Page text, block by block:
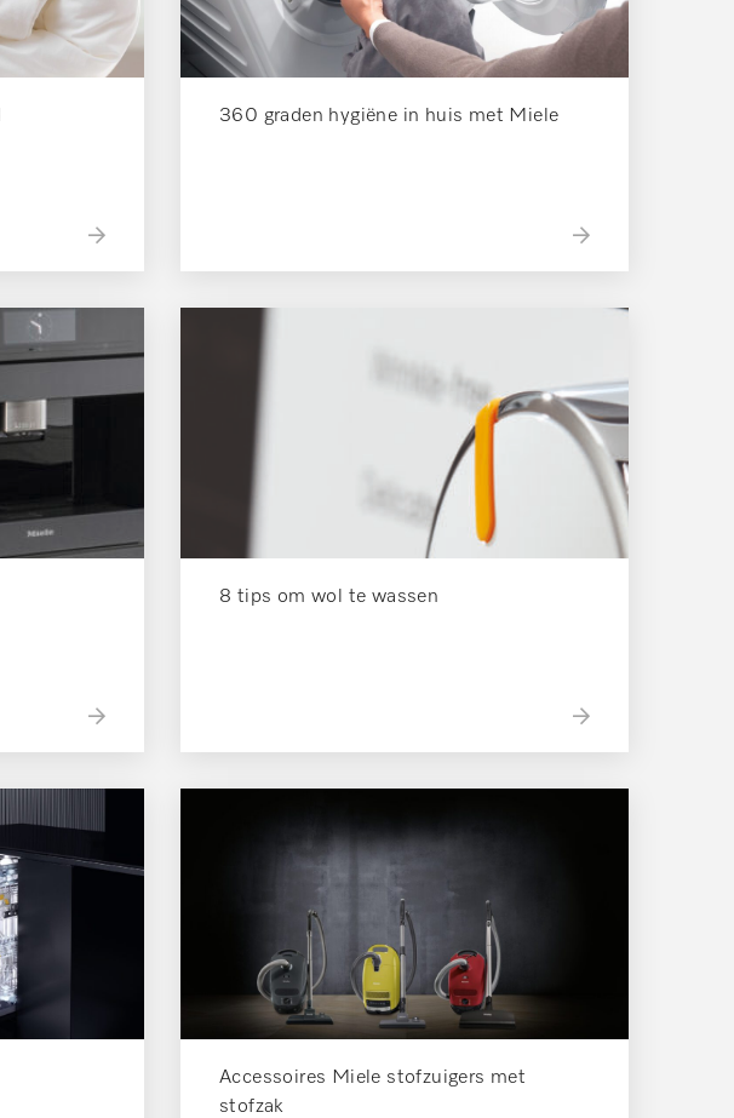
360 graden hygiëne in huis met Miele
8 tips om wol te wassen
Accessoires Miele stofzuigers met
stofzak